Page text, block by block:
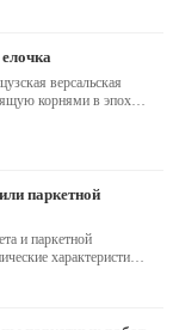
версальская
корнями в эпоху
и паркетной
характеристики